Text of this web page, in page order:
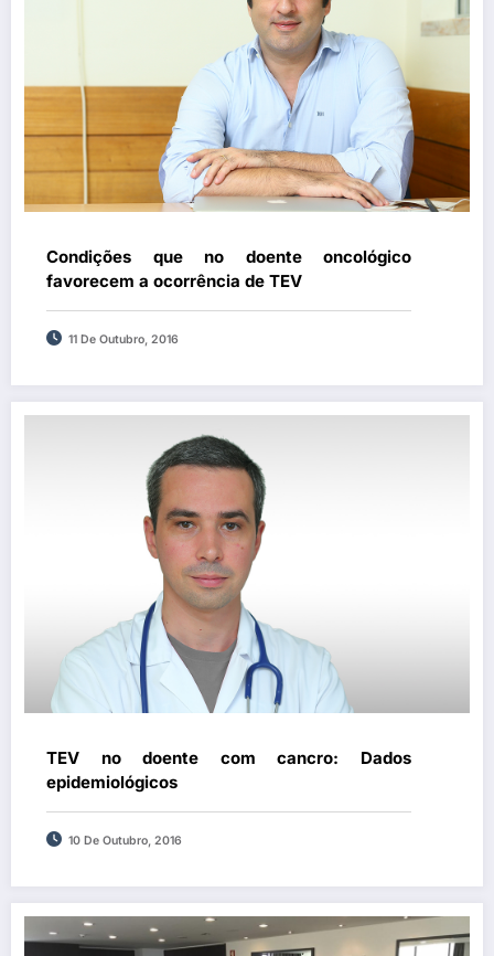
Condições que no doente oncológico
favorecem a ocorrência de TEV
11 De Outubro, 2016
TEV no doente com cancro: Dados
epidemiológicos
10 De Outubro, 2016